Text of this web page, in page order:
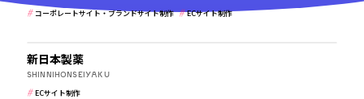
病院・クリニック・医療 介護・福祉
公共・行政・団体
コーポレートサイト・ブランドサイト制作
ECサイト制作
新日本製薬
SHINNIHONSEIYAKU
ECサイト制作